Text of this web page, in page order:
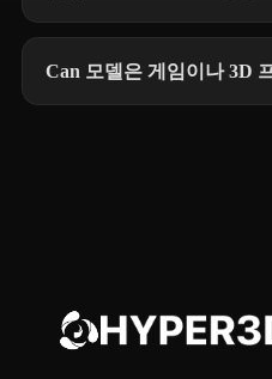
Can 모델은 게임이나 3D